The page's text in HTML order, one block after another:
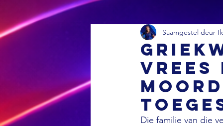
vrees
Saamgestel deur
Die familie van die